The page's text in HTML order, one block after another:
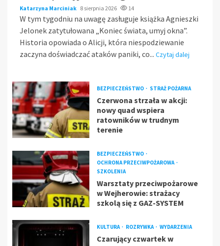
Katarzyna Marciniak 8 sierpnia 2026 14
W tym tygodniu na uwagę zasługuje książka Agnieszki
Jelonek zatytułowana „Koniec świata, umyj okna”.
Historia opowiada o Alicji, która niespodziewanie
zaczyna doświadczać ataków paniki, co... Czytaj dalej
BEZPIECZEŃSTWO STRAŻ POŻARNA
Czerwona strzała w akcji:
nowy quad wspiera
ratowników w trudnym
terenie
BEZPIECZEŃSTWO
OCHRONA PRZECIWPOŻAROWA
SZKOLENIA
Warsztaty przeciwpożarowe
w Wejherowie: strażacy
szkolą się z GAZ-SYSTEM
KULTURA ROZRYWKA WYDARZENIA
Czarujący czwartek w